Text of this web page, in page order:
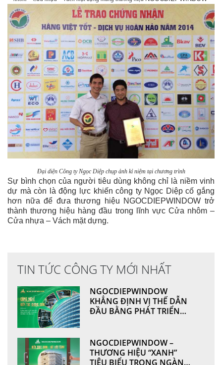
Đại diện Công ty Ngọc Diệp chụp ảnh kỉ niệm tại chương trình
Sự bình chọn của người tiêu dùng không chỉ là niềm vinh
dự mà còn là động lực khiến công ty Ngọc Diệp cố gắng
hơn nữa để đưa thương hiệu NGOCDIEPWINDOW trở
thành thương hiệu hàng đầu trong lĩnh vực Cửa nhôm –
Cửa nhựa – Vách mặt dựng.
TIN TỨC CÔNG TY MỚI NHẤT
NGOCDIEPWINDOW
KHẲNG ĐỊNH VỊ THẾ DẪN
ĐẦU BẰNG PHÁT TRIỂN
NGOCDIEPWINDOW –
THƯƠNG HIỆU “XANH”
TIÊU BIỂU TRONG NGÀNH